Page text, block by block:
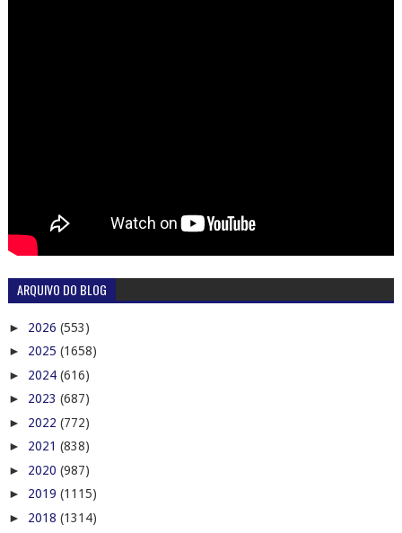
ARQUIVO DO BLOG
► 2026 (553)
► 2025 (1658)
► 2024 (616)
► 2023 (687)
► 2022 (772)
► 2021 (838)
► 2020 (987)
► 2019 (1115)
► 2018 (1314)